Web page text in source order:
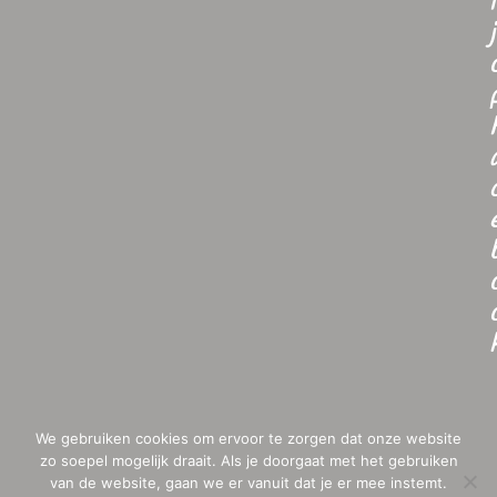
j
We gebruiken cookies om ervoor te zorgen dat onze website
zo soepel mogelijk draait. Als je doorgaat met het gebruiken
van de website, gaan we er vanuit dat je er mee instemt.